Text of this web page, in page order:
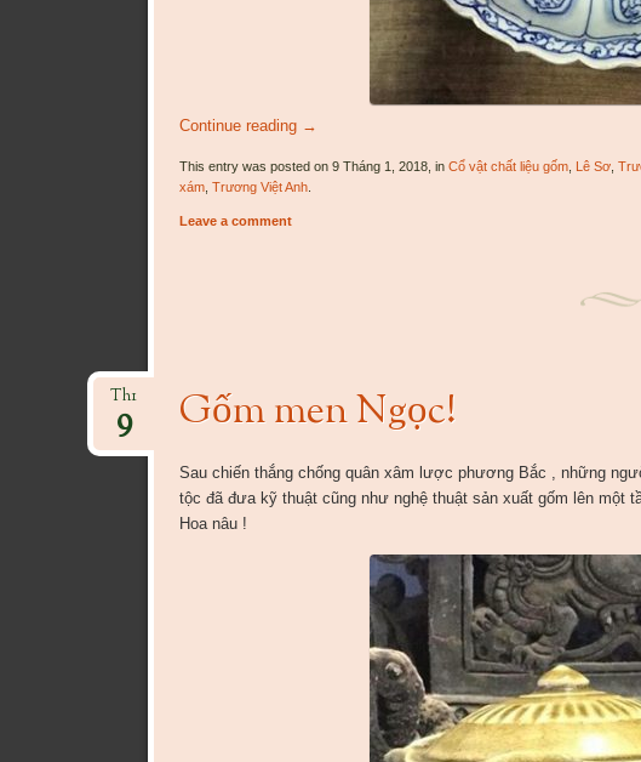
Continue reading →
This entry was posted on 9 Tháng 1, 2018, in Cổ vật chất liệu gốm, Lê Sơ,
xám, Trương Việt Anh.
Leave a comment
Gốm men Ngọc!
Th1
9
Sau chiến thắng chống quân xâm lược phương Bắc , những
tộc đã đưa kỹ thuật cũng như nghệ thuật sản xuất gốm lên một
Hoa nâu !